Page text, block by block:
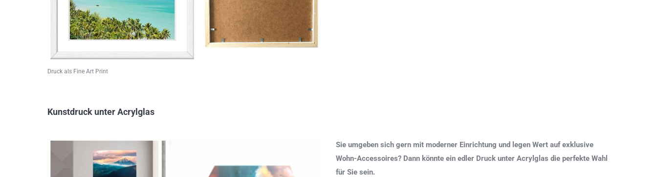
Druck als Fine Art Print
Kunstdruck unter Acrylglas
Sie umgeben sich gern mit moderner Einrichtung und legen Wert auf exklusive
Wohn-Accessoires? Dann könnte ein edler Druck unter Acrylglas die perfekte Wahl
für Sie sein.